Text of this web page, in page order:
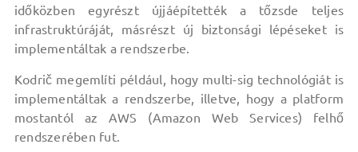
időközben egyrészt újjáépítették a tőzsde teljes
infrastruktúráját, másrészt új biztonsági lépéseket is
implementáltak a rendszerbe.
Kodrič megemlíti például, hogy multi-sig technológiát is
implementáltak a rendszerbe, illetve, hogy a platform
mostantól az AWS (Amazon Web Services) felhő
rendszerében fut.